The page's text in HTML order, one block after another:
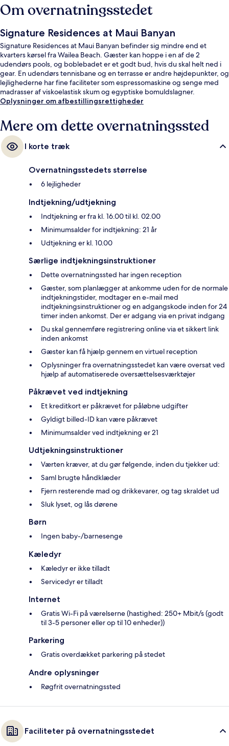
Om overnatningsstedet
Signature Residences at Maui Banyan
Signature Residences at Maui Banyan befinder sig mindre end et
kvarters kørsel fra Wailea Beach. Gæster kan hoppe i en af de 2
udendørs pools, og boblebadet er et godt bud, hvis du skal helt ned i
gear. En udendørs tennisbane og en terrasse er andre højdepunkter, og
lejlighederne har fine faciliteter som espressomaskine og senge med
madrasser af viskoelastisk skum og egyptiske bomuldslagner.
Oplysninger om afbestillingsrettigheder
Mere om dette overnatningssted
I korte træk
Overnatningsstedets størrelse
6 lejligheder
Indtjekning/udtjekning
Indtjekning er fra kl. 16.00 til kl. 02.00
Minimumsalder for indtjekning: 21 år
Udtjekning er kl. 10.00
Særlige indtjekningsinstruktioner
Dette overnatningssted har ingen reception
Gæster, som planlægger at ankomme uden for de normale
indtjekningstider, modtager en e-mail med
indtjekningsinstruktioner og en adgangskode inden for 24
timer inden ankomst. Der er adgang via en privat indgang
Du skal gennemføre registrering online via et sikkert link
inden ankomst
Gæster kan få hjælp gennem en virtuel reception
Oplysninger fra overnatningsstedet kan være oversat ved
hjælp af automatiserede oversættelsesværktøjer
Påkrævet ved indtjekning
Et kreditkort er påkrævet for påløbne udgifter
Gyldigt billed-ID kan være påkrævet
Minimumsalder ved indtjekning er 21
Udtjekningsinstruktioner
Værten kræver, at du gør følgende, inden du tjekker ud:
Saml brugte håndklæder
Fjern resterende mad og drikkevarer, og tag skraldet ud
Sluk lyset, og lås dørene
Børn
Ingen baby-/barnesenge
Kæledyr
Kæledyr er ikke tilladt
Servicedyr er tilladt
Internet
Gratis Wi-Fi på værelserne (hastighed: 250+ Mbit/s (godt
til 3-5 personer eller op til 10 enheder))
Parkering
Gratis overdækket parkering på stedet
Andre oplysninger
Røgfrit overnatningssted
Faciliteter på overnatningsstedet